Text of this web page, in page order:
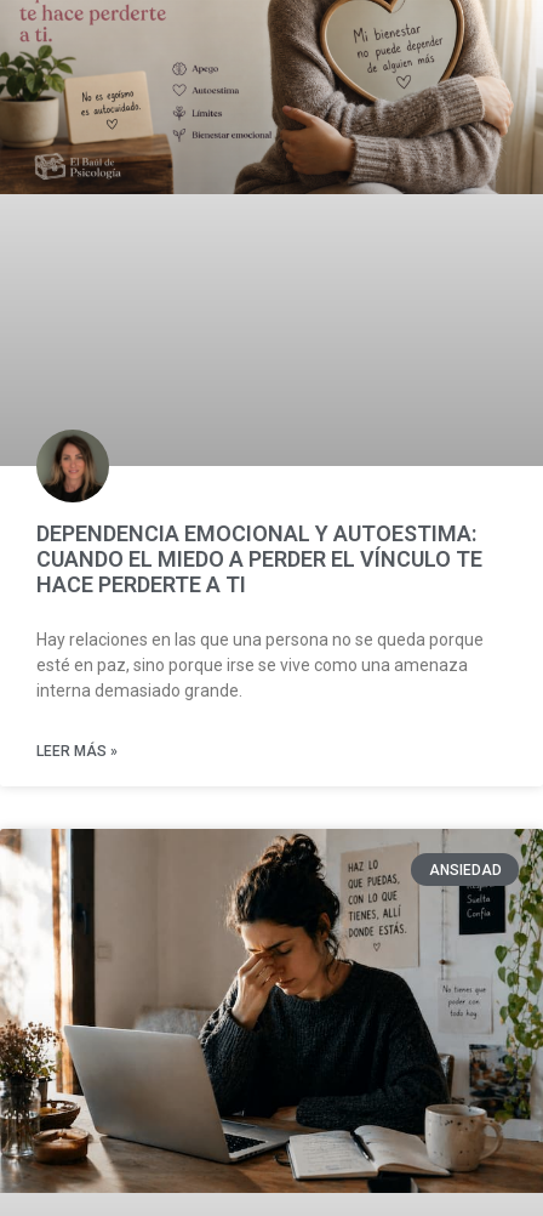
DEPENDENCIA EMOCIONAL Y AUTOESTIMA:
CUANDO EL MIEDO A PERDER EL VÍNCULO TE
HACE PERDERTE A TI
Hay relaciones en las que una persona no se queda porque
esté en paz, sino porque irse se vive como una amenaza
interna demasiado grande.
LEER MÁS »
ANSIEDAD